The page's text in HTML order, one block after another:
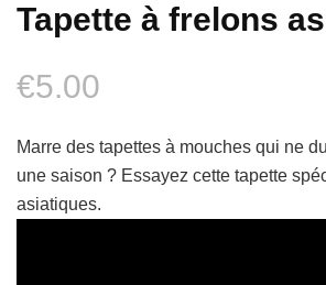
Tapette à frelons
€5.00
Marre des tapettes à mouches qui ne
une saison ? Essayez cette tapette
asiatiques.